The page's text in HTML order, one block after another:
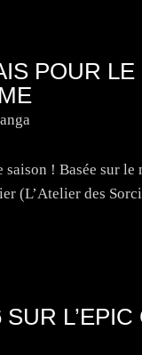
POUR
! Basée sur
(L’Atelier des